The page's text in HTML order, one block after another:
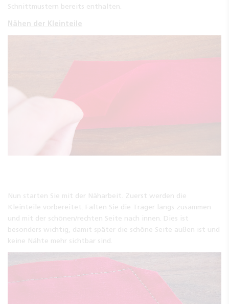
Schnittmustern bereits enthalten.
Nähen der Kleinteile
Nun starten Sie mit der Näharbeit. Zuerst werden die
Kleinteile vorbereitet. Falten Sie die Träger längs zusammen
und mit der schönen/rechten Seite nach innen. Dies ist
besonders wichtig, damit später die schöne Seite außen ist und
keine Nähte mehr sichtbar sind.